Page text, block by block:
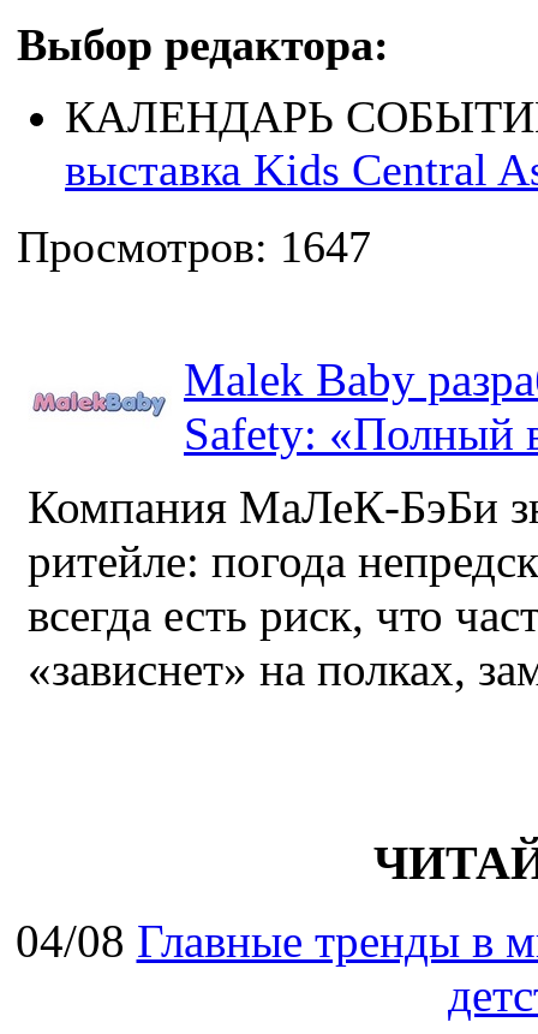
Выбор редактора:
КАЛЕНДАРЬ
выставка Kids Central
Просмотров: 1647
Malek Baby
Safety: «Полный
Компания МаЛеК-БэБи
ритейле: погода
всегда есть риск, что
«зависнет» на полках,
04/08 Главные тренды в